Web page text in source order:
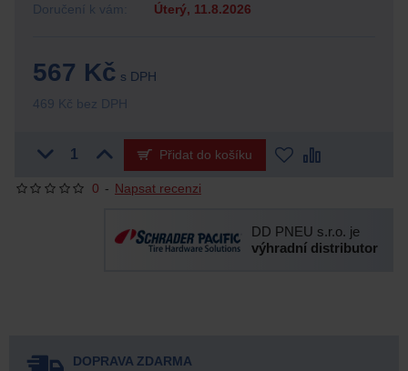
0 - Napsat recenzi
567 Kč s DPH
469 Kč bez DPH
Doručení k vám:
Úterý, 11.8.2026
Přidat do košíku
DD PNEU s.r.o. je
výhradní distributor
DOPRAVA ZDARMA